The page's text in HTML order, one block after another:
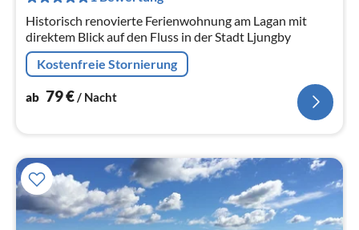
Historisch renovierte Ferienwohnung am Lagan mit
direktem Blick auf den Fluss in der Stadt Ljungby
Kostenfreie Stornierung
ab 79€/ Nacht